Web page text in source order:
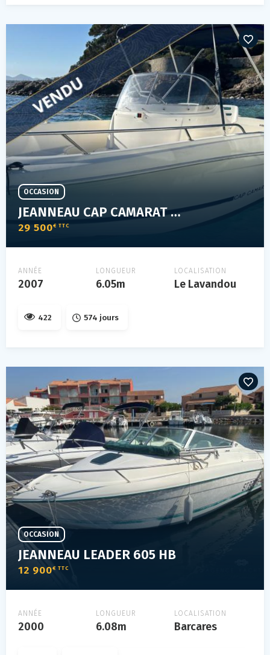
JEANNEAU CAP CAMARAT 6.35
29 500€ TTC
OCCASION
ANNÉE
2007
LONGUEUR
6.05m
LOCALISATION
Le Lavandou
422 574 jours
JEANNEAU LEADER 605 HB
12 900€ TTC
OCCASION
ANNÉE
2000
LONGUEUR
6.08m
LOCALISATION
Barcares